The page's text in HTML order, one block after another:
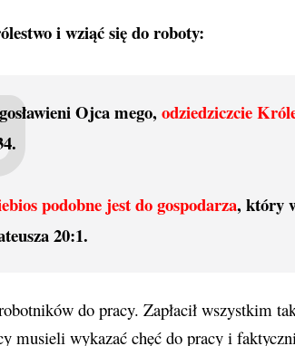
i wziąć się do roboty:
Ojca mego,odziedziczcie
podobne jest do gospodarza, który
20:1.
do pracy. Zapłacił wszystkim
musieli wykazać chęć do pracy i